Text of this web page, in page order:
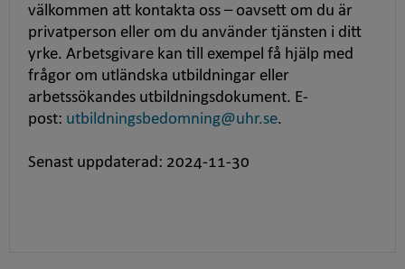
välkommen att kontakta oss – oavsett om du är
privatperson eller om du använder tjänsten i ditt
yrke. Arbetsgivare kan till exempel få hjälp med
frågor om utländska utbildningar eller
arbetssökandes utbildningsdokument. E-
post: utbildningsbedomning@uhr.se.
Senast uppdaterad: 2024-11-30